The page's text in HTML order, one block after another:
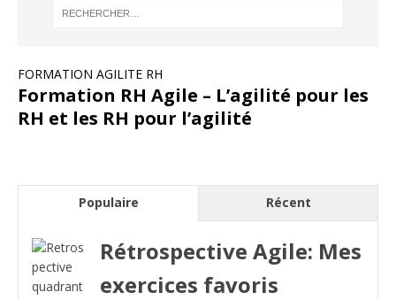
FORMATION AGILITE RH
Formation RH Agile – L’agilité pour les
RH et les RH pour l’agilité
Populaire Récent
Rétrospective Agile: Mes
exercices favoris